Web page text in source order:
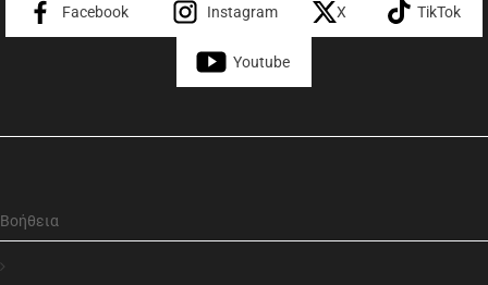
Facebook Instagram X TikTok
Youtube
Βοήθεια